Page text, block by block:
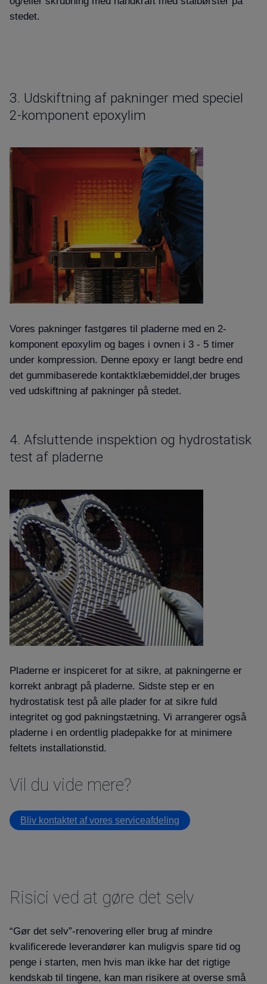
stedet.
3. Udskiftning af pakninger med speciel
2-komponent epoxylim
Vores pakninger fastgøres til pladerne med en 2-
komponent epoxylim og bages i ovnen i 3 - 5 timer
under kompression. Denne epoxy er langt bedre end
det gummibaserede kontaktklæbemiddel,der bruges
ved udskiftning af pakninger på stedet.
4. Afsluttende inspektion og hydrostatisk
test af pladerne
Pladerne er inspiceret for at sikre, at pakningerne er
korrekt anbragt på pladerne. Sidste step er en
hydrostatisk test på alle plader for at sikre fuld
integritet og god pakningstætning. Vi arrangerer også
pladerne i en ordentlig pladepakke for at minimere
feltets installationstid.
Vil du vide mere
Bliv kontaktet af vores serviceafdeling
Risici ved at gøre det selv
“Gør det selv”-renovering eller brug af mindre
kvalificerede leverandører kan muligvis spare tid og
penge i starten, men hvis man ikke har det rigtige
kendskab til tingene, kan man risikere at overse små